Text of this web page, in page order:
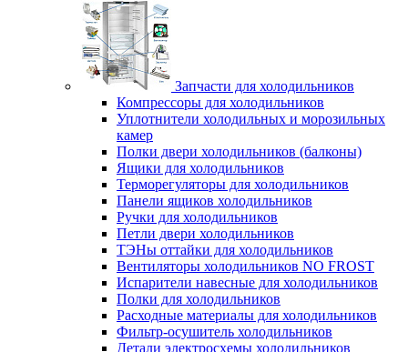
Запчасти для холодильников
Компрессоры для холодильников
Уплотнители холодильных и морозильных
камер
Полки двери холодильников (балконы)
Ящики для холодильников
Терморегуляторы для холодильников
Панели ящиков холодильников
Ручки для холодильников
Петли двери холодильников
ТЭНы оттайки для холодильников
Вентиляторы холодильников NO FROST
Испарители навесные для холодильников
Полки для холодильников
Расходные материалы для холодильников
Фильтр-осушитель холодильников
Детали электросхемы холодильников